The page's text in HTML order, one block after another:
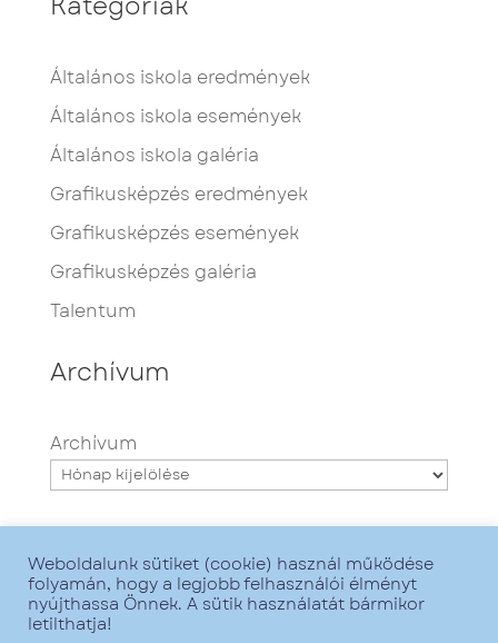
Általános iskola eredmények
Általános iskola események
Általános iskola galéria
Grafikusképzés eredmények
Grafikusképzés események
Grafikusképzés galéria
Talentum
Archívum
Archívum
Minden jog fenntartva - Talentum iskola -
Weboldalunk sütiket (cookie) használ működése
folyamán, hogy a legjobb felhasználói élményt
nyújthassa Önnek. A sütik használatát bármikor
letilthatja!